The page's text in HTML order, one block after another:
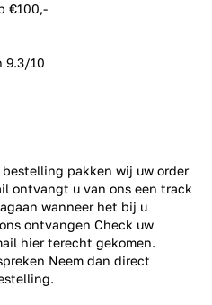
€100,-
9.3/10
pakken wij uw order
ontvangt u van ons een track
wanneer het bij u
ontvangen Check uw
hier terecht gekomen.
Neem dan direct